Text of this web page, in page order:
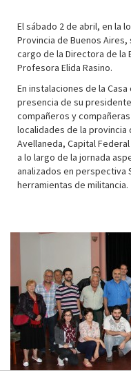
El sábado 2 de abril, en la
Provincia de Buenos
cargo de la Directora de la
Profesora Elida Rasino.
En instalaciones de la
presencia de su
compañeros y
localidades de la provincia
Avellaneda, Capital
a lo largo de la jornada
analizados en perspectiva
herramientas de militancia.